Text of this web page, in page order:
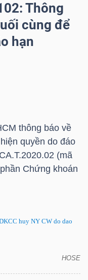
Thông
cùng để
hạn
thông báo về
quyền do đáo
(mã
Chứng khoán
huy NY CW do dao
HOSE